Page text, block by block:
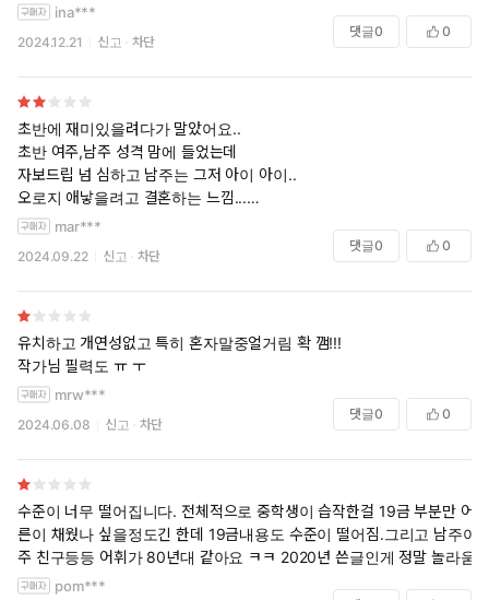
ina***
2024.12.21 신고 차단
댓글0 0
초반에 재미있을려다가 말았어요..
초반 여주,남주 성격 맘에 들었는데
자보드립 넘 심하고 남주는 그저 아이 아이..
오로지 애낳을려고 결혼하는 느낌...
둘이 사랑하는지 어쩐지 잘 안느껴져요
mar***
2024.09.22 신고 차단
댓글0 0
유치하고 개연성없고 특히 혼자말중얼거림 확 깸!!!
작가님 필력도 ㅠ ㅜ
mrw***
2024.06.08 신고 차단
댓글0 0
수준이 너무 떨어집니다. 전체적으로 중학생이 습작한걸 19금 부분만 어
른이 채웠나 싶을정도긴 한데 19금내용도 수준이 떨어짐.그리고 남주여
주 친구등등 어휘가 80년대 같아요 ㅋㅋ 2020년 쓴글인게 정말 놀라움
pom***